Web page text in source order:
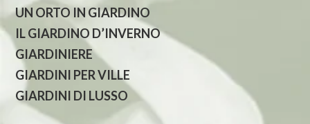
UN ORTO IN GIARDINO
IL GIARDINO D’INVERNO
GIARDINIERE
GIARDINI PER VILLE
GIARDINI DI LUSSO